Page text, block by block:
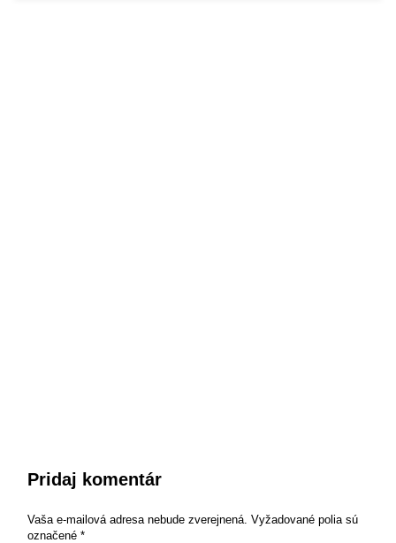
Pridaj komentár
Vaša e-mailová adresa nebude zverejnená. Vyžadované polia sú
označené *